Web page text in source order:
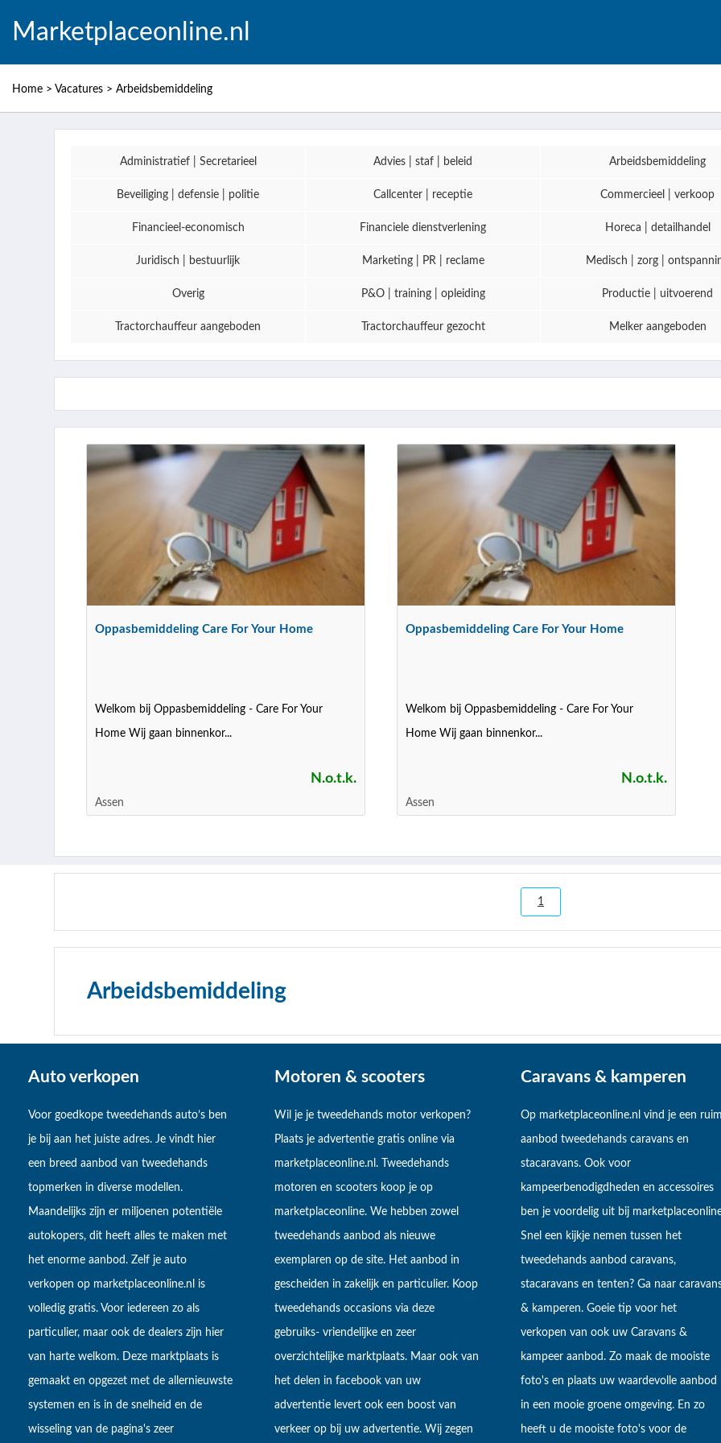
Marketplaceonline.nl
Home > Vacatures > Arbeidsbemiddeling
Administratief | Secretarieel Advies | staf | beleid Arbeidsbemiddeling
Beveiliging | defensie | politie Callcenter | receptie Commercieel | verkoop
Financieel-economisch Financiele dienstverlening Horeca | detailhandel
Juridisch | bestuurlijk Marketing | PR | reclame Medisch | zorg |
Overig P&O | training | opleiding Productie | uitvoerend
Tractorchauffeur aangeboden Tractorchauffeur gezocht Melker aangeboden
Oppasbemiddeling Care For Your Home
Welkom bij Oppasbemiddeling - Care For Your
Home Wij gaan binnenkor...
N.o.t.k.
Assen
Oppasbemiddeling Care For Your Home
Welkom bij Oppasbemiddeling - Care For Your
Home Wij gaan binnenkor...
N.o.t.k.
Assen
1
Arbeidsbemiddeling
Auto verkopen
Voor goedkope tweedehands auto’s ben
je bij aan het juiste adres. Je vindt hier
een breed aanbod van tweedehands
topmerken in diverse modellen.
Maandelijks zijn er miljoenen potentiële
autokopers, dit heeft alles te maken met
het enorme aanbod. Zelf je auto
verkopen op marketplaceonline.nl is
volledig gratis. Voor iedereen zo als
particulier, maar ook de dealers zijn hier
van harte welkom. Deze marktplaats is
gemaakt en opgezet met de allernieuwste
systemen en is in de snelheid en de
wisseling van de pagina's zeer
Motoren & scooters
Wil je je tweedehands motor verkopen?
Plaats je advertentie gratis online via
marketplaceonline.nl. Tweedehands
motoren en scooters koop je op
marketplaceonline. We hebben zowel
tweedehands aanbod als nieuwe
exemplaren op de site. Het aanbod in
gescheiden in zakelijk en particulier. Koop
tweedehands occasions via deze
gebruiks- vriendelijke en zeer
overzichtelijke marktplaats. Maar ook van
het delen in facebook van uw
advertentie levert ook een boost van
verkeer op bij uw advertentie. Wij zegen
Caravans & kamperen
Op marketplaceonline.nl vind je een ruim
aanbod tweedehands caravans en
stacaravans. Ook voor
kampeerbenodigdheden en accessoires
ben je voordelig uit bij
Snel een kijkje nemen tussen het
tweedehands aanbod caravans,
stacaravans en tenten? Ga naar
& kamperen. Goeie tip voor het
verkopen van ook uw Caravans &
kampeer aanbod. Zo maak de mooiste
foto's en plaats uw waardevolle aanbod
in een mooie groene omgeving. En zo
heeft u de mooiste foto's voor de